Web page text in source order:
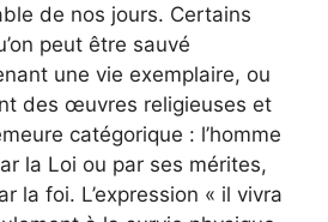
de nos jours. Certains
peut être sauvé
une vie exemplaire, ou
des œuvres religieuses et
catégorique : l’homme
la Loi ou par ses mérites,
la foi. L’expression « il vivra